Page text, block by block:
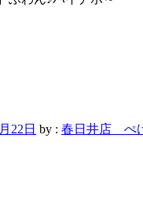
22日 by : 春日井店 ぺ